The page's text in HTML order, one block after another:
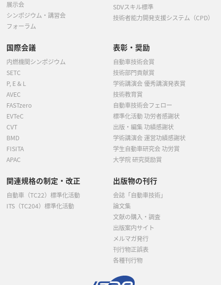
展示会
シンポジウム・講習会
フォーラム
SDVスキル標準
技術者能力開発支援システム（CPD）
国際会議
内燃機関シンポジウム
SETC
P, E & L
AVEC
FASTzero
EVTeC
CVT
BMD
FISITA
APAC
表彰・奨励
自動車技術会賞
技術部門貢献賞
学術講演会 優秀講演発表賞
技術教育賞
自動車技術会フェロー
標準化活動 功労者感謝状
出版・編集 功績感謝状
学術講演会 運営功績感謝状
学生自動車研究会 功労賞
大学院 研究奨励賞
関連規格の制定・改正
自動車（TC22）標準化活動
ITS（TC204）標準化活動
出版物の刊行
会誌「自動車技術」
論文集
文献の購入・調査
出版案内サイト
メルマガ発行
刊行物正誤表
各種刊行物